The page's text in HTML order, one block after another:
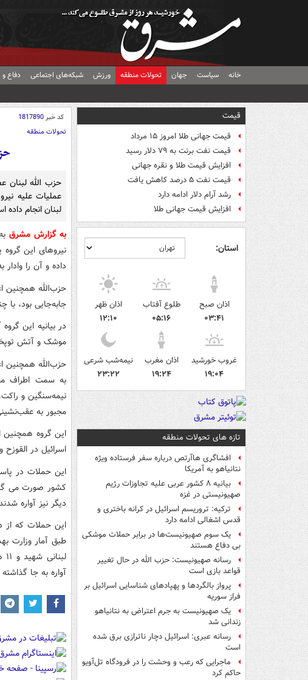
خانه سیاست جهان تحولات منطقه ورزش شبکه‌های اجتماعی دفاع
قیمت
قیمت جهانی طلا امروز ۱۵ مرداد
قیمت نفت برنت به ۷۹ دلار رسید
افزایش قیمت طلا و نقره جهانی
قیمت نفت ۵ درصد کاهش یافت
رشد آرام دلار ادامه دارد
افزایش قیمت جهانی طلا
استان:
اذان صبح
۰۳:۴۱
طلوع آفتاب
۰۵:۱۶
اذان ظهر
۱۲:۱۰
غروب خورشید
۱۹:۰۴
اذان مغرب
۱۹:۲۴
نیمه‌شب شرعی
۲۳:۲۲
تازه های تحولات منطقه
افشاگری هاآرتص درباره سفر فرستاده ویژه
نتانیاهو به آمریکا
بیانیه ۸ کشور عربی علیه تجاوزات رژیم
صهیونیستی در غزه
ترکیه: تروریسم اسرائیل در کرانه باختری و
قدس اشغالی ادامه دارد
یک‌ سوم صهیونیست‌ها در برابر حملات موشکی
بی دفاع هستند
رسانه صهیونیست: حزب الله در حال تغییر
قواعد بازی است
پرواز بالگردها و پهپادهای شناسایی اسرائیل بر
فراز سوریه
یک صهیونیست به جرم اعتراض به نتانیاهو
زندانی شد
رسانه عبری: اسرائیل دچار ناترازی برق شده
است
ماجرایی که رعب و وحشت را در فرودگاه تل‌آویو
حاکم کرد
کد خبر1817890
تحولات منطقه
حزب الله لبنان
عملیات علیه
لبنان انجام داده
به گزارش مشرق
نیروهای این
داده و آن را
حزب‌الله همچنین
جابه‌جایی بود،
در بیانیه این
موشک و آتش
حزب‌الله همچنین
به سمت اطراف
نیمه‌سنگین و
مجبور به
این گروه همچنین
اسرائیل در
این حملات در
کشور صورت می
دیگر نیز آواره
آواره به جا